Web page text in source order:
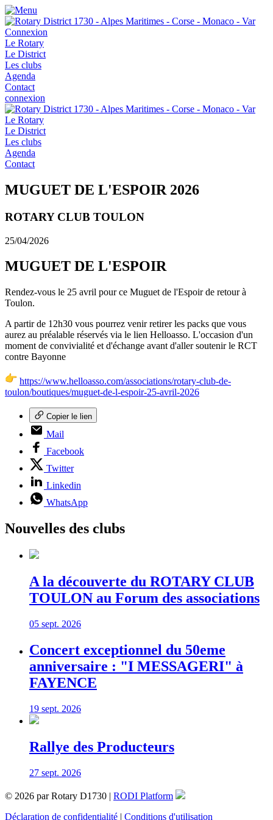
Connexion
Le Rotary
Le District
Les clubs
Agenda
Contact
connexion
Le Rotary
Le District
Les clubs
Agenda
Contact
MUGUET DE L'ESPOIR 2026
ROTARY CLUB TOULON
25/04/2026
MUGUET DE L'ESPOIR
Rendez-vous le 25 avril pour ce Muguet de l'Espoir de retour à
Toulon.
A partir de 12h30 vous pourrez venir retirer les packs que vous
aurez au préalable réservés via le lien Helloasso. L'occasion d'un
moment de convivialité et d'échange avant d'aller soutenir le RCT
contre Bayonne
https://www.helloasso.com/associations/rotary-club-de-
toulon/boutiques/muguet-de-l-espoir-25-avril-2026
Copier le lien
Mail
Facebook
Twitter
Linkedin
WhatsApp
Nouvelles des clubs
A la découverte du ROTARY CLUB
TOULON au Forum des associations
05 sept. 2026
Concert exceptionnel du 50eme
anniversaire : "I MESSAGERI" à
FAYENCE
19 sept. 2026
Rallye des Producteurs
27 sept. 2026
© 2026 par Rotary D1730 | RODI Platform
Déclaration de confidentialité | Conditions d'utilisation